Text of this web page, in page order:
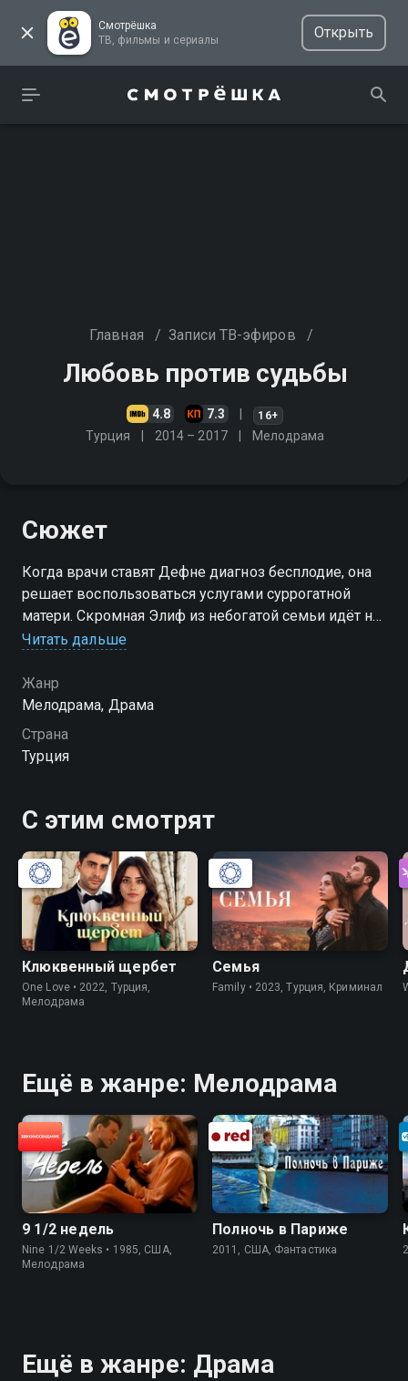
Смотрёшка
ТВ, фильмы и сериалы
Открыть
Главная / Записи ТВ-эфиров /
Любовь против судьбы
4.8 7.3 16+
Турция 2014 – 2017 Мелодрама
Сюжет
Когда врачи ставят Дефне диагноз бесплодие, она
решает воспользоваться услугами суррогатной
матери. Скромная Элиф из небогатой семьи идёт на
это ради спасения своей матери. Но ни Элиф, ни
договорённость…
Читать дальше
Жанр
Мелодрама, Драма
Страна
Турция
С этим смотрят
Клюквенный щербет
One Love • 2022, Турция,
Мелодрама
Семья
Family • 2023, Турция, Криминал
Ещё в жанре: Мелодрама
9 1/2 недель
Nine 1/2 Weeks • 1985, США,
Мелодрама
Полночь в Париже
2011, США, Фантастика
Ещё в жанре: Драма